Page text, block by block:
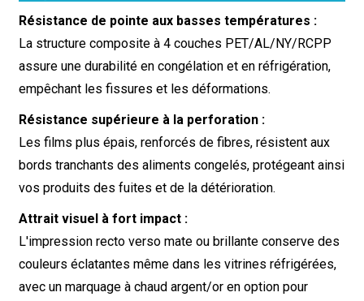
Résistance de pointe aux basses températures :
La structure composite à 4 couches PET/AL/NY/RCPP
assure une durabilité en congélation et en réfrigération,
empêchant les fissures et les déformations.
Résistance supérieure à la perforation :
Les films plus épais, renforcés de fibres, résistent aux
bords tranchants des aliments congelés, protégeant ainsi
vos produits des fuites et de la détérioration.
Attrait visuel à fort impact :
L'impression recto verso mate ou brillante conserve des
couleurs éclatantes même dans les vitrines réfrigérées,
avec un marquage à chaud argent/or en option pour